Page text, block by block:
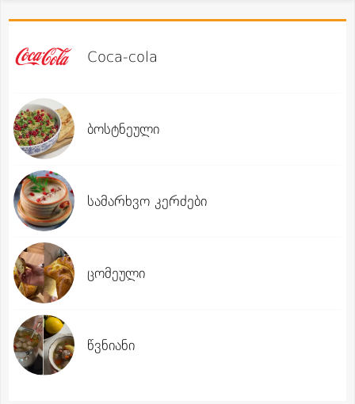
Coca-cola
ბოსტნეული
სამარხვო კერძები
ცომეული
წვნიანი